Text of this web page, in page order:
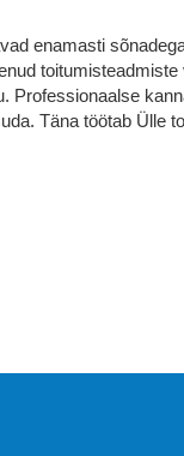
enamasti sõnadega
Professionaalse
Täna töötab Ülle